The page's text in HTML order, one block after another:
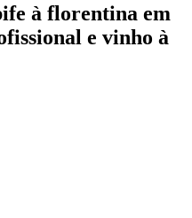
à florentina em
e vinho à